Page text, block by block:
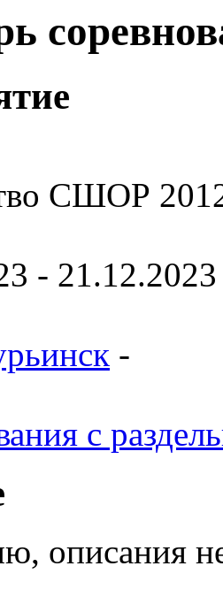
СШОР
-
-
с
описания